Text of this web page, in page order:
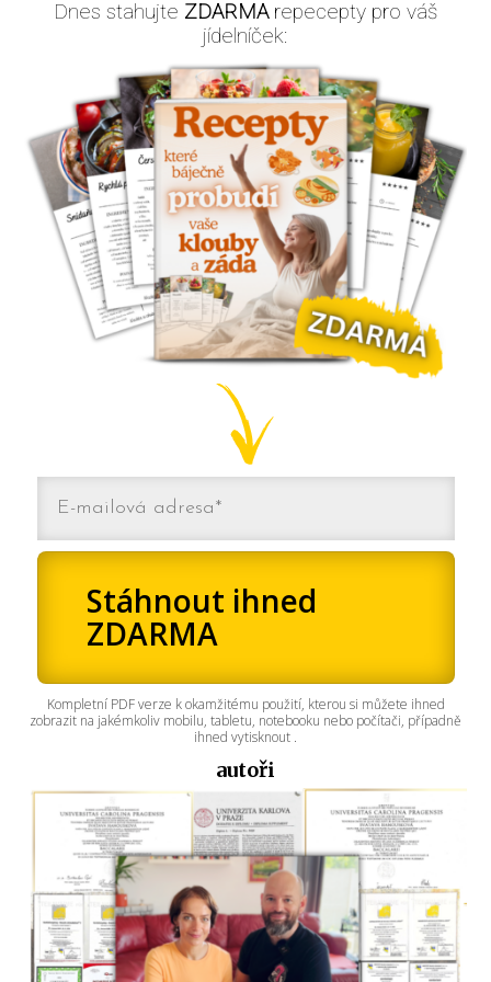
Dnes stahujte ZDARMArepecepty pro váš
jídelníček:
Stáhnout ihned
ZDARMA
Kompletní PDF verze k okamžitému použití, kterou si můžete ihned
zobrazit na jakémkoliv mobilu, tabletu, notebooku nebo počítači, případně
ihned vytisknout .
autoři